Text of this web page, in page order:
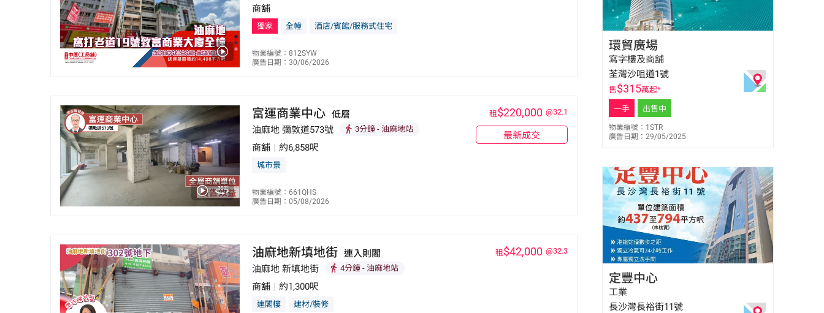
商舖
獨家 全幢 酒店/賓館/服務式住宅
物業編號：812SYW
廣告日期：30/06/2026
富運商業中心 低層
油麻地 彌敦道573號
3分鐘 - 油麻地站
商舖 | 約6,858呎
城市景
物業編號：661QHS
廣告日期：05/08/2026
租 $220,000 @32.1
最新成交
油麻地新填地街 連入則閣
油麻地 新填地街
4分鐘 - 油麻地站
商舖 | 約1,300呎
連閣樓 建材/裝修
租$42,000 @32.3
E-044229
9656 0526
環貿廣場
寫字樓及商舖
荃灣沙咀道1號
售$315萬起*
一手 出售中
物業編號：1STR
廣告日期：29/05/2025
E-044229
定豐中心
工業
長沙灣長裕街11號